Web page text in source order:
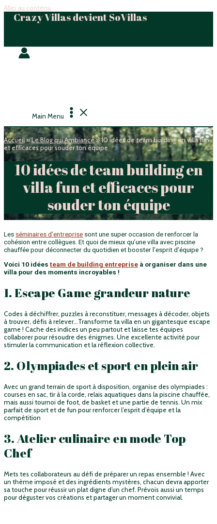
Aller au contenu
Crazy Villas devient SoVillas
Main Menu
Accueil»Le Blog qui Ambiance»10 idées de team building en villa fun
et efficaces pour souder ton équipe
10 idées de team building en
villa fun et efficaces pour
souder ton équipe
Les séminaires d’entreprise sont une super occasion de renforcer la
cohésion entre collègues. Et quoi de mieux qu’une villa avec piscine
chauffée pour déconnecter du quotidien et booster l’esprit d’équipe ?
Voici 10 idées team de building entreprise à organiser dans une
villa pour des moments incroyables !
1. Escape Game grandeur nature
Codes à déchiffrer, puzzles à reconstituer, messages à décoder, objets
à trouver, défis à relever…Transforme ta villa en un gigantesque escape
game ! Cache des indices un peu partout et laisse tes équipes
collaborer pour résoudre des énigmes. Une excellente activité pour
stimuler la communication et la réflexion collective.
2. Olympiades et sport en plein air
Avec un grand terrain de sport à disposition, organise des olympiades :
courses en sac, tir à la corde, relais aquatiques dans la piscine chauffée,
mais aussi tournoi de foot, de basket et une partie de tennis. Un mix
parfait de sport et de fun pour renforcer l’esprit d’équipe et la
compétition
3. Atelier culinaire en mode Top
Chef
Mets tes collaborateurs au défi de préparer un repas ensemble ! Avec
un thème imposé et des ingrédients mystères, chacun devra apporter
sa touche pour réussir un plat digne d’un chef. Prévois aussi un temps
pour déguster vos créations et partager un moment convivial.